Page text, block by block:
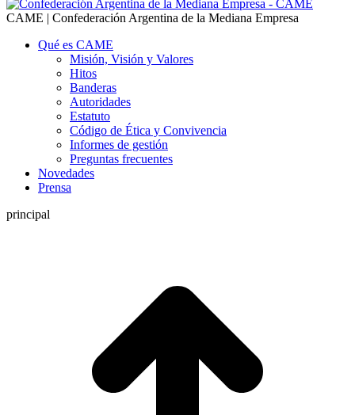
CAME | Confederación Argentina de la Mediana Empresa
Qué es CAME
Misión, Visión y Valores
Hitos
Banderas
Autoridades
Estatuto
Código de Ética y Convivencia
Informes de gestión
Preguntas frecuentes
Novedades
Prensa
principal